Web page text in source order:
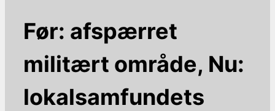
Før: afspærret
militært område, Nu:
lokalsamfundets